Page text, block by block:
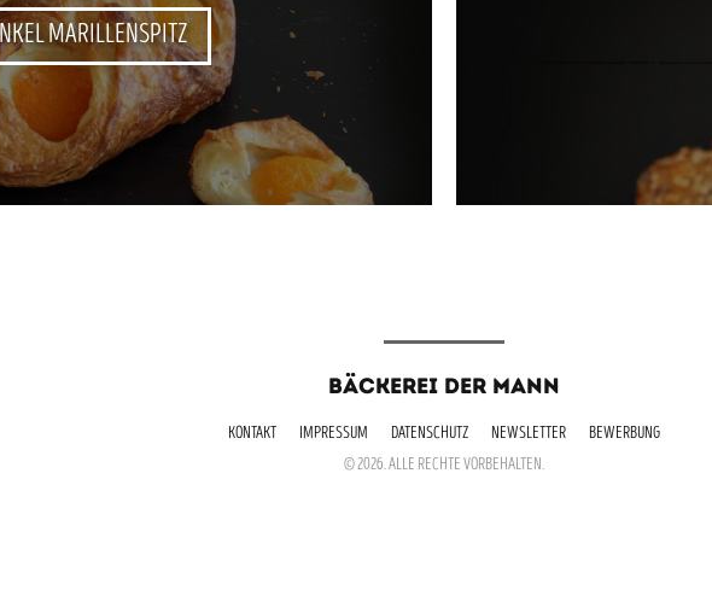
MARILLENSPITZ
BÄCKEREI DER MANN
KONTAKT IMPRESSUM DATENSCHUTZ NEWSLETTER
BEWERBUNG
© 2026. ALLE RECHTE VORBEHALTEN.